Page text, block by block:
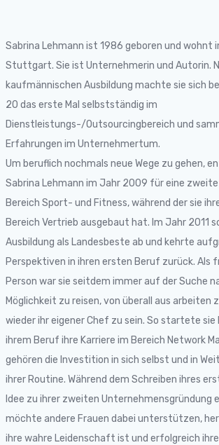
Sabrina Lehmann ist 1986 geboren und wohnt
Stuttgart. Sie ist Unternehmerin und Autorin.
kaufmännischen Ausbildung machte sie sich
20 das erste Mal selbstständig im
Dienstleistungs-/Outsourcingbereich und
Erfahrungen im Unternehmertum.
Um beruflich nochmals neue Wege zu gehen,
Sabrina Lehmann im Jahr 2009 für eine zweite
Bereich Sport- und Fitness, während der sie
Bereich Vertrieb ausgebaut hat. Im Jahr 2011
Ausbildung als Landesbeste ab und kehrte
Perspektiven in ihren ersten Beruf zurück. Als
Person war sie seitdem immer auf der Suche
Möglichkeit zu reisen, von überall aus arbeiten
wieder ihr eigener Chef zu sein. So startete sie
ihrem Beruf ihre Karriere im Bereich Network
gehören die Investition in sich selbst und in
ihrer Routine. Während dem Schreiben ihres
Idee zu ihrer zweiten Unternehmensgründung
möchte andere Frauen dabei unterstützen,
ihre wahre Leidenschaft ist und erfolgreich